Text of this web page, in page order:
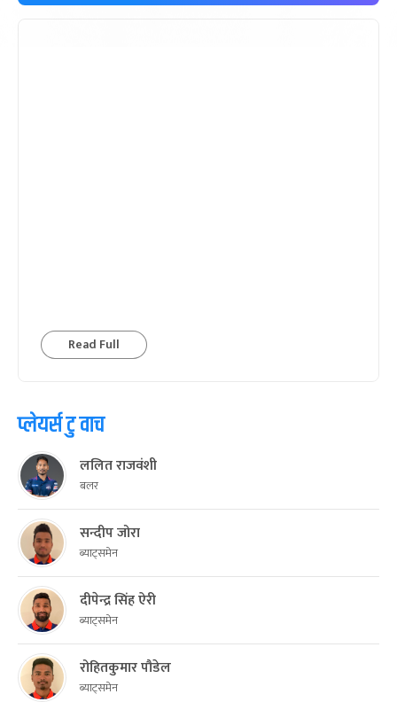
Read Full
प्लेयर्स टु वाच
ललित राजवंशी
बलर
सन्दीप जोरा
ब्याट्समेन
दीपेन्द्र सिंह ऐरी
ब्याट्समेन
रोहितकुमार पौडेल
ब्याट्समेन